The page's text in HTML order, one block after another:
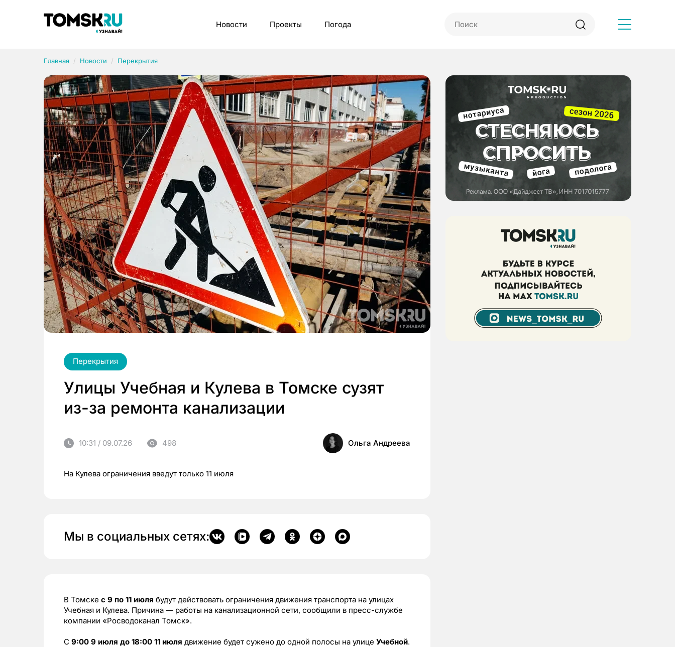
Новости Проекты Погода
Главная Новости Перекрытия
Перекрытия
Улицы Учебная и Кулева в Томске сузят
из-за ремонта канализации
10:31 / 09.07.26 498 Ольга Андреева
На Кулева ограничения введут только 11 июля
Мы в социальных сетях:
В Томске с 9 по 11 июля будут действовать ограничения движения транспорта на улицах
Учебная и Кулева. Причина — работы на канализационной сети, сообщили в пресс-службе
компании «Росводоканал Томск».
С 9:00 9 июля до 18:00 11 июля движение будет сужено до одной полосы на улице Учебной.
Рубрики